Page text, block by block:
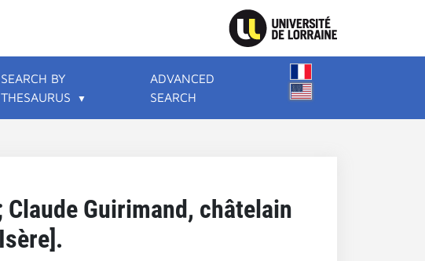
SEARCH BY
THESAURUS
ADVANCED
SEARCH
Guirimand, châtelain